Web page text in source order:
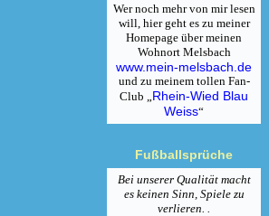
Wer noch mehr von mir lesen
will, hier geht es zu meiner
Homepage über meinen
Wohnort Melsbach
www.mein-melsbach.de
und zu meinem tollen Fan-
Club „Rhein-Wied Blau
Weiss“
Fußballsprüche
Bei unserer Qualität macht
es keinen Sinn, Spiele zu
verlieren. .